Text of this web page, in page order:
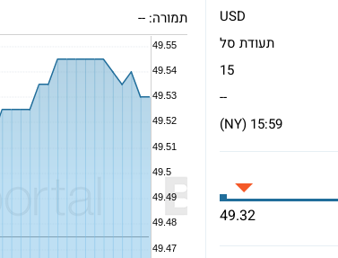
USD
תעודת סל
15
--
15:59 (NY)
49.32
תמורה: --